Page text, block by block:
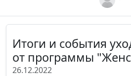
Итоги и события
от программы
26.12.2022